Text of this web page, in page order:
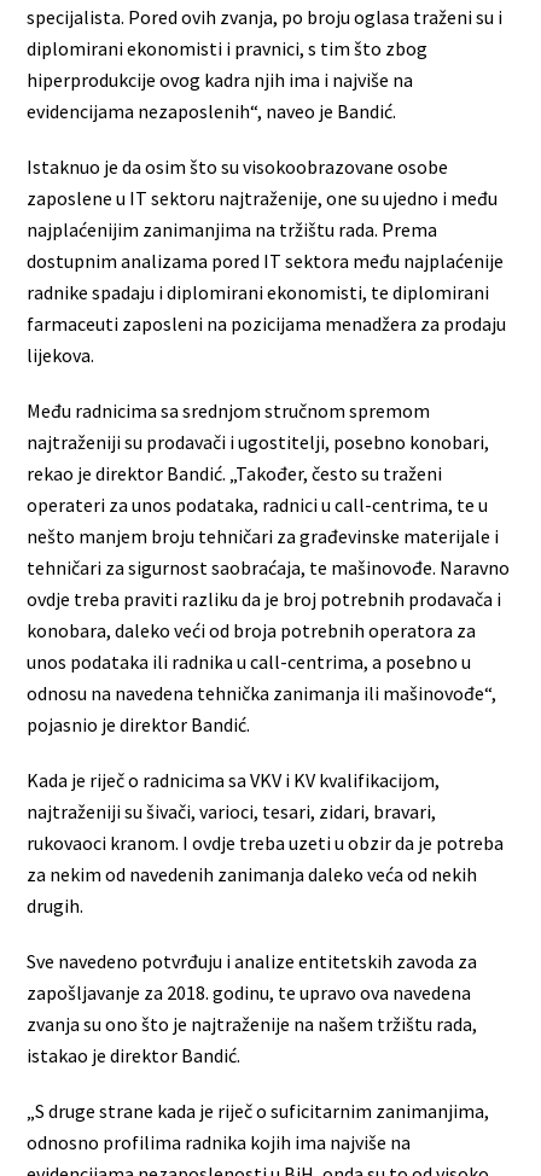
specijalista. Pored ovih zvanja, po broju oglasa traženi su i
diplomirani ekonomisti i pravnici, s tim što zbog
hiperprodukcije ovog kadra njih ima i najviše na
evidencijama nezaposlenih“, naveo je Bandić.
Istaknuo je da osim što su visokoobrazovane osobe
zaposlene u IT sektoru najtraženije, one su ujedno i među
najplaćenijim zanimanjima na tržištu rada. Prema
dostupnim analizama pored IT sektora među najplaćenije
radnike spadaju i diplomirani ekonomisti, te diplomirani
farmaceuti zaposleni na pozicijama menadžera za prodaju
lijekova.
Među radnicima sa srednjom stručnom spremom
najtraženiji su prodavači i ugostitelji, posebno konobari,
rekao je direktor Bandić. „Također, često su traženi
operateri za unos podataka, radnici u call-centrima, te u
nešto manjem broju tehničari za građevinske materijale i
tehničari za sigurnost saobraćaja, te mašinovođe. Naravno
ovdje treba praviti razliku da je broj potrebnih prodavača i
konobara, daleko veći od broja potrebnih operatora za
unos podataka ili radnika u call-centrima, a posebno u
odnosu na navedena tehnička zanimanja ili mašinovođe“,
pojasnio je direktor Bandić.
Kada je riječ o radnicima sa VKV i KV kvalifikacijom,
najtraženiji su šivači, varioci, tesari, zidari, bravari,
rukovaoci kranom. I ovdje treba uzeti u obzir da je potreba
za nekim od navedenih zanimanja daleko veća od nekih
drugih.
Sve navedeno potvrđuju i analize entitetskih zavoda za
zapošljavanje za 2018. godinu, te upravo ova navedena
zvanja su ono što je najtraženije na našem tržištu rada,
istakao je direktor Bandić.
„S druge strane kada je riječ o suficitarnim zanimanjima,
odnosno profilima radnika kojih ima najviše na